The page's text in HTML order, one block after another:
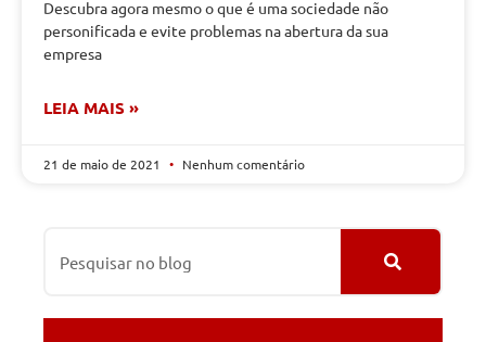
Descubra agora mesmo o que é uma sociedade não
personificada e evite problemas na abertura da sua
empresa
LEIA MAIS »
21 de maio de 2021 Nenhum comentário